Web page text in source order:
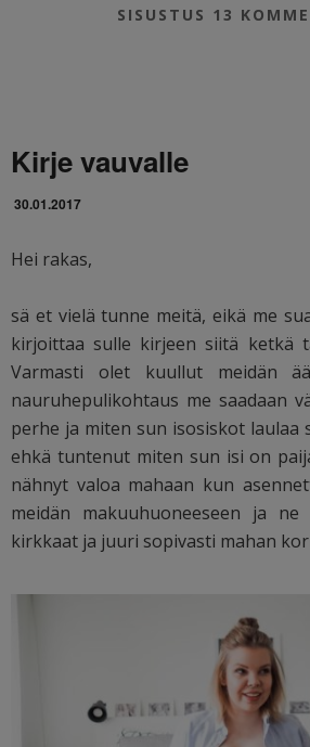
SISUSTUS 13
Kirje vauvalle
30.01.2017
Hei rakas,
sä et vielä tunne meitä, eikä me
kirjoittaa sulle kirjeen siitä ketkä
Varmasti olet kuullut meidän
nauruhepulikohtaus me saadaan
perhe ja miten sun isosiskot laulaa
ehkä tuntenut miten sun isi on
nähnyt valoa mahaan kun
meidän makuuhuoneeseen ja ne
kirkkaat ja juuri sopivasti mahan